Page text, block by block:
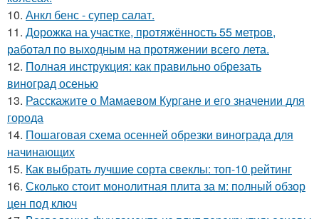
10. Анкл бенс - супер салат.
11. Дорожка на участке, протяжённость 55 метров,
работал по выходным на протяжении всего лета.
12. Полная инструкция: как правильно обрезать
виноград осенью
13. Расскажите о Мамаевом Кургане и его значении для
города
14. Пошаговая схема осенней обрезки винограда для
начинающих
15. Как выбрать лучшие сорта свеклы: топ-10 рейтинг
16. Сколько стоит монолитная плита за м: полный обзор
цен под ключ